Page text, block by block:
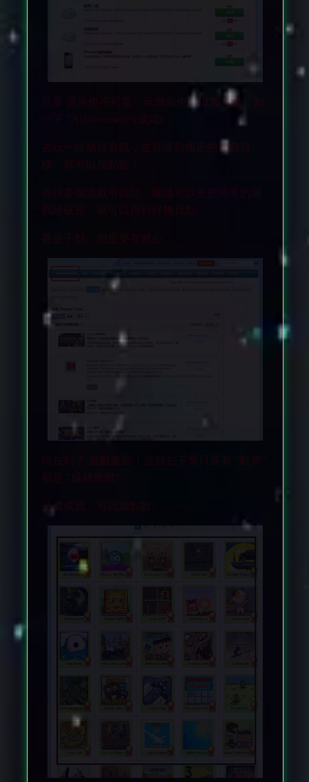
只靠 廣告也不可靠，玩遊戲也可以加點數。點
一下 "Achievement"(成就)，
去玩一些成就遊戲，並且達到指定的遊戲目
標，就可以加點數！
有很多個遊戲可以玩，建議可以先把簡單的遊
戲給破完，就可以得到好幾百點，
甚至千點。但是要有耐心。
現在到了 遊戲畫面！遊戲右下角只要有 "勳章"
都是 "成就遊戲"，
完成成就，可以加點數。